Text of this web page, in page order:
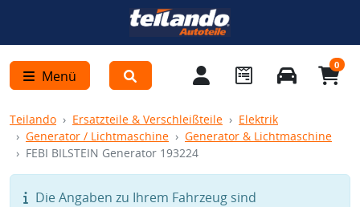
Menü
0
Teilando Ersatzteile & Verschleißteile
Elektrik
Generator / Lichtmaschine
Generator & Lichtmaschine
FEBI BILSTEIN Generator 193224
Die Angaben zu Ihrem Fahrzeug sind